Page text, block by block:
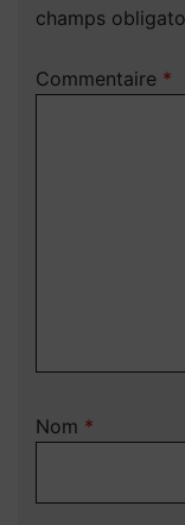
champs
Commentaire *
Nom *